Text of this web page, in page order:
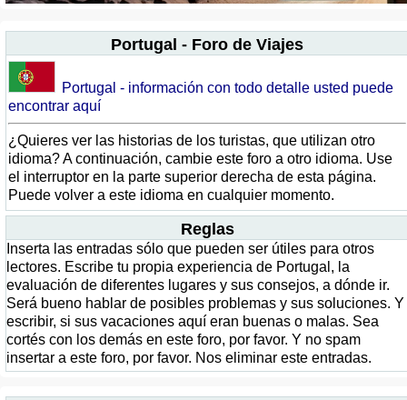
Portugal - Foro de Viajes
Portugal - información con todo detalle usted puede
encontrar aquí
¿Quieres ver las historias de los turistas, que utilizan otro
idioma? A continuación, cambie este foro a otro idioma. Use
el interruptor en la parte superior derecha de esta página.
Puede volver a este idioma en cualquier momento.
Reglas
Inserta las entradas sólo que pueden ser útiles para otros
lectores. Escribe tu propia experiencia de Portugal, la
evaluación de diferentes lugares y sus consejos, a dónde ir.
Será bueno hablar de posibles problemas y sus soluciones. Y
escribir, si sus vacaciones aquí eran buenas o malas. Sea
cortés con los demás en este foro, por favor. Y no spam
insertar a este foro, por favor. Nos eliminar este entradas.